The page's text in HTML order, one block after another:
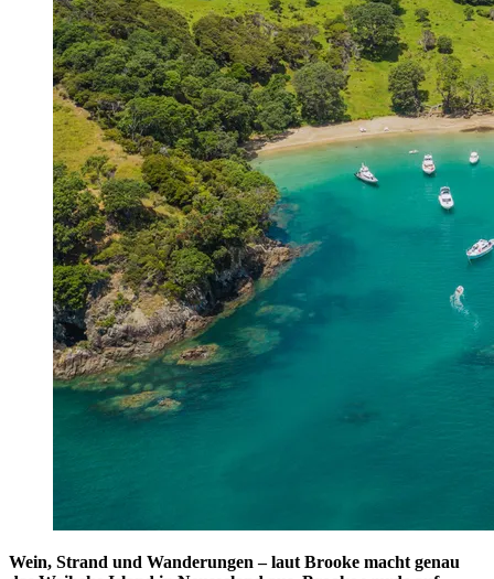
Wein, Strand und Wanderungen – laut Brooke macht genau